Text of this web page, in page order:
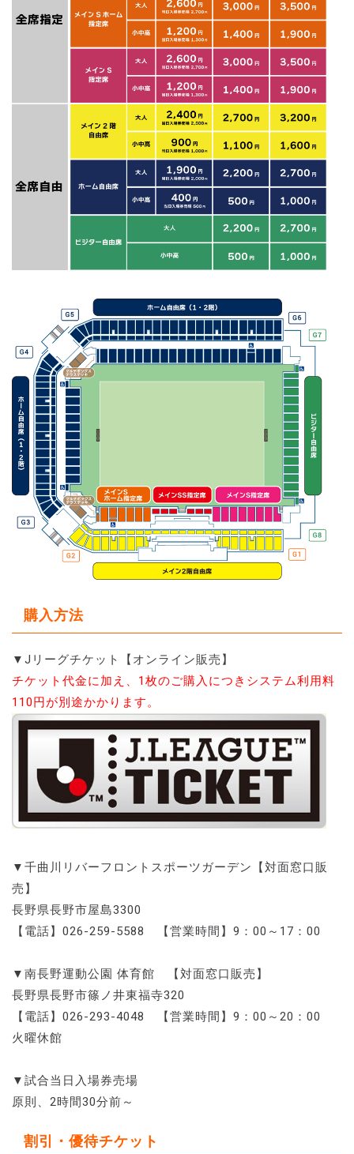
購入方法
▼Jリーグチケット【オンライン販売】
チケット代金に加え、1枚のご購入につきシステム利用料
110円が別途かかります。
▼千曲川リバーフロントスポーツガーデン【対面窓口販
売】
長野県長野市屋島3300
【電話】026-259-5588 【営業時間】9：00～17：00
▼南長野運動公園 体育館 【対面窓口販売】
長野県長野市篠ノ井東福寺320
【電話】026-293-4048 【営業時間】9：00～20：00
火曜休館
▼試合当日入場券売場
原則、2時間30分前～
割引・優待チケット